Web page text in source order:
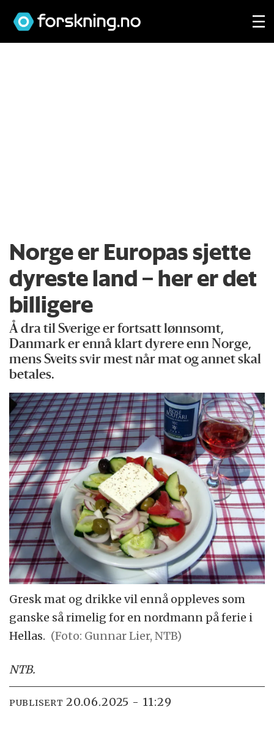
Norge er Europas sjette
dyreste land – her er det
billigere
Å dra til Sverige er fortsatt lønnsomt,
Danmark er ennå klart dyrere enn Norge,
mens Sveits svir mest når mat og annet skal
betales.
Gresk mat og drikke vil ennå oppleves som
ganske så rimelig for en nordmann på ferie i
Hellas. (Foto: Gunnar Lier, NTB)
NTB.
PUBLISERT 20.06.2025 - 11:29